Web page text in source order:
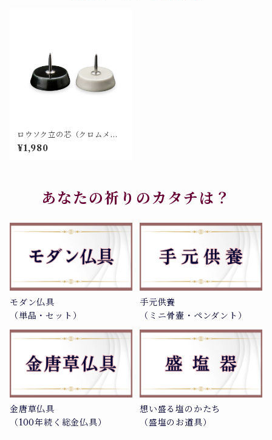
ロウソク立の芯（クロムメッ
キ加工）モダン仏具 単品 補充
用【72150135】
¥1,980
あなたの祈りのカタチは？
モダン仏具
（単品・セット）
手元供養
（ミニ骨壷・ペンダント）
金唐草仏具
（100年続く総金仏具）
想い盛る塩のかたち
（盛塩のお道具）